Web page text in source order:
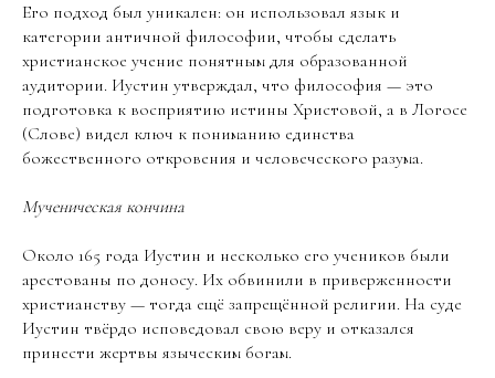
Его подход был уникален: он использовал язык и
категории античной философии, чтобы сделать
христианское учение понятным для образованной
аудитории. Иустин утверждал, что философия — это
подготовка к восприятию истины Христовой, а в Логосе
(Слове) видел ключ к пониманию единства
божественного откровения и человеческого разума.
Мученическая кончина
Около 165 года Иустин и несколько его учеников были
арестованы по доносу. Их обвинили в приверженности
христианству — тогда ещё запрещённой религии. На суде
Иустин твёрдо исповедовал свою веру и отказался
принести жертвы языческим богам.